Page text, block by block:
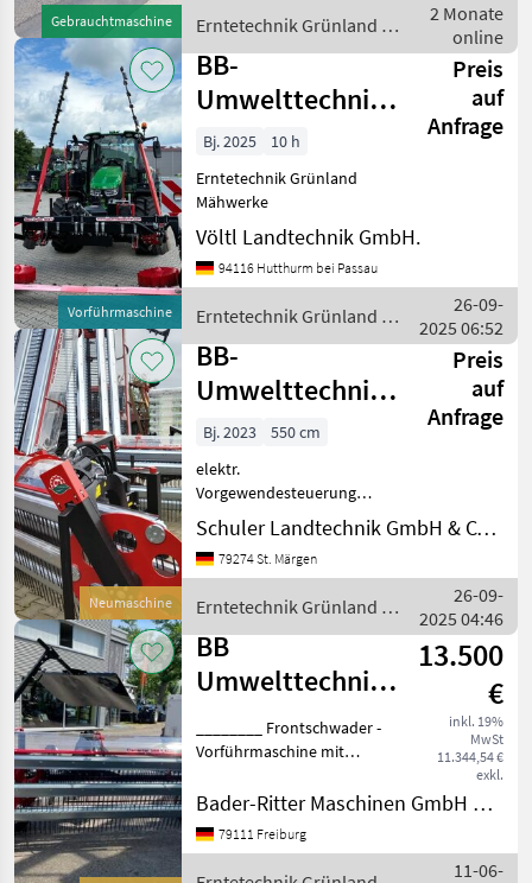
Gebrauchtmaschine
Erntetechnik Grü
Erntetechnik Grünland /
BB Umwelttechnik
2 Monate
online
Vorführmaschine
BB-
Umwelttechnik
Seco Duplex 850
F
Preis
auf
Anfrage
Bj. 2025
10 h
Erntetechnik Grünland
Mähwerke
Völtl Landtechnik GmbH.
94116 Hutthurm bei Passau
Erntetechnik Grünland /
BB Umwelttechnik
26-09-
2025 06:52
Neumaschine
BB-
Umwelttechnik
Clementer 550 F
Preis
auf
Anfrage
Bj. 2023
550 cm
elektr.
Vorgewendesteuerung
Überwurfschutz
Windleitschutz Schwadtuch
- auch in weiteren Größen
Grünland Schwader
Schuler Landtechnik GmbH & CO KG
79274 St. Märgen
Erntetechnik Grünland /
BB Umwelttechnik
26-09-
2025 04:46
BB
Umwelttechnik
Clementer 300F
ECO
13.500
€
inkl. 19%
MwSt
11.344,54 €
exkl.
________ Frontschwader -
Vorführmaschine mit
CLEMENTER 300
Direktantrieb) auf der
Bader-Ritter Maschinen GmbH & Co. KG
79111 Freiburg
11-06-